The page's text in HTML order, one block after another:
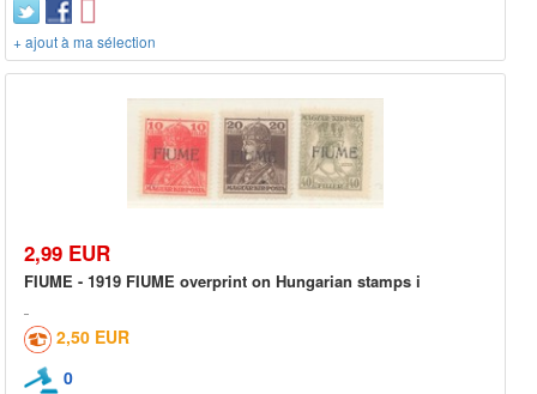
+ ajout à ma sélection
2,99 EUR
FIUME - 1919 FIUME overprint on Hungarian stamps i
2,50 EUR
0